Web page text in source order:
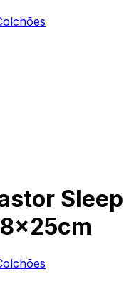
Sleep